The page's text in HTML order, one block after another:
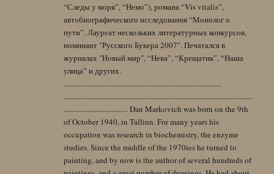
“Следы у моря”, “Немо”), романа “Vis vitalis”,
автобиографического исследования “Монолог о
пути”. Лауреат нескольких литературных конкурсов,
номинант "Русского Букера 2007". Печатался в
журналах "Новый мир", “Нева”, “Крещатик”, “Наша
улица” и других.
......................................................................................
.......................................................................................................
................................... Dan Markovich was born on the 9th
of October 1940, in Tallinn. For many years his
occupation was research in biochemistry, the enzyme
studies. Since the middle of the 1970ies he turned to
painting, and by now is the author of several hundreds of